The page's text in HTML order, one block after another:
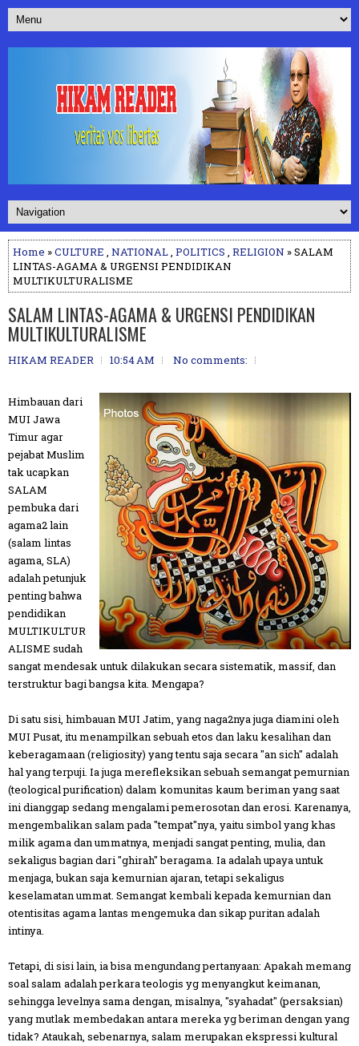
Home »CULTURE , NATIONAL, POLITICS , RELIGION » SALAM
LINTAS-AGAMA & URGENSI PENDIDIKAN
MULTIKULTURALISME
SALAM LINTAS-AGAMA & URGENSI PENDIDIKAN
MULTIKULTURALISME
HIKAM READER 10:54 AM No comments:
Himbauan dari
MUI Jawa
Timur agar
pejabat Muslim
tak ucapkan
SALAM
pembuka dari
agama2 lain
(salam lintas
agama, SLA)
adalah petunjuk
penting bahwa
pendidikan
MULTIKULTUR
ALISME sudah
sangat mendesak untuk dilakukan secara sistematik, massif, dan
terstruktur bagi bangsa kita. Mengapa?
Di satu sisi, himbauan MUI Jatim, yang naga2nya juga diamini oleh
MUI Pusat, itu menampilkan sebuah etos dan laku kesalihan dan
keberagamaan (religiosity) yang tentu saja secara "an sich" adalah
hal yang terpuji. Ia juga merefleksikan sebuah semangat pemurnian
(teological purification) dalam komunitas kaum beriman yang saat
ini dianggap sedang mengalami pemerosotan dan erosi. Karenanya,
mengembalikan salam pada "tempat"nya, yaitu simbol yang khas
milik agama dan ummatnya, menjadi sangat penting, mulia, dan
sekaligus bagian dari "ghirah" beragama. Ia adalah upaya untuk
menjaga, bukan saja kemurnian ajaran, tetapi sekaligus
keselamatan ummat. Semangat kembali kepada kemurnian dan
otentisitas agama lantas mengemuka dan sikap puritan adalah
intinya.
Tetapi, di sisi lain, ia bisa mengundang pertanyaan: Apakah memang
soal salam adalah perkara teologis yg menyangkut keimanan,
sehingga levelnya sama dengan, misalnya, "syahadat" (persaksian)
yang mutlak membedakan antara mereka yg beriman dengan yang
tidak? Ataukah, sebenarnya, salam merupakan ekspressi kultural